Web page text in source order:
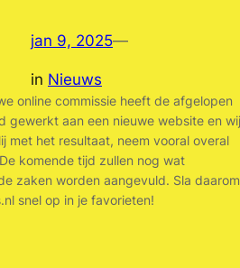
jan 9, 2025—
in Nieuws
online commissie heeft de afgelopen
gewerkt aan een nieuwe website en wij
met het resultaat, neem vooral overal
komende tijd zullen nog wat
zaken worden aangevuld. Sla daarom
snel op in je favorieten!